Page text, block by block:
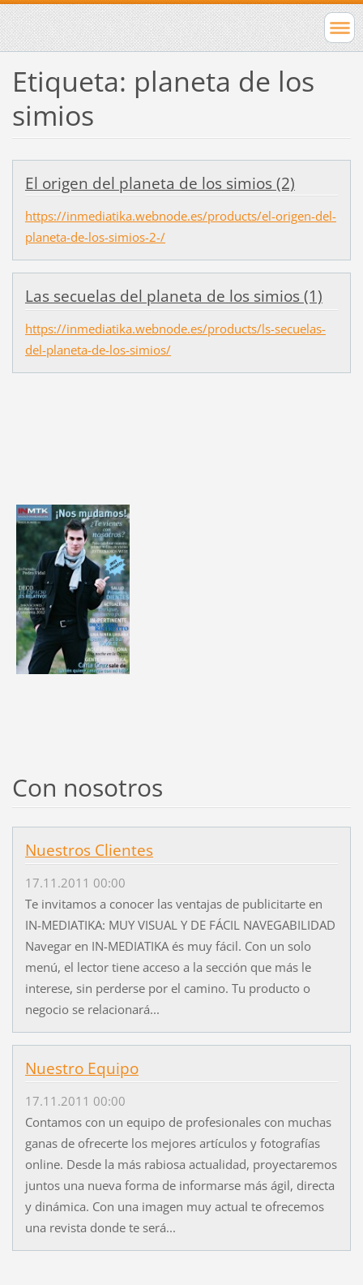
Etiqueta: planeta de los
simios
El origen del planeta de los simios (2)
https://inmediatika.webnode.es/products/el-origen-del-
planeta-de-los-simios-2-/
Las secuelas del planeta de los simios (1)
https://inmediatika.webnode.es/products/ls-secuelas-
del-planeta-de-los-simios/
Con nosotros
Nuestros Clientes
17.11.2011 00:00
Te invitamos a conocer las ventajas de publicitarte en
IN-MEDIATIKA: MUY VISUAL Y DE FÁCIL NAVEGABILIDAD
Navegar en IN-MEDIATIKA és muy fácil. Con un solo
menú, el lector tiene acceso a la sección que más le
interese, sin perderse por el camino. Tu producto o
negocio se relacionará...
Nuestro Equipo
17.11.2011 00:00
Contamos con un equipo de profesionales con muchas
ganas de ofrecerte los mejores artículos y fotografías
online. Desde la más rabiosa actualidad, proyectaremos
juntos una nueva forma de informarse más ágil, directa
y dinámica. Con una imagen muy actual te ofrecemos
una revista donde te será...